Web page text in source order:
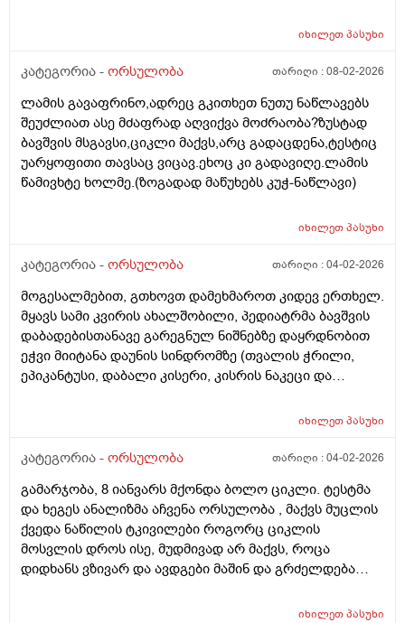
იხილეთპასუხი
კატეგორია - ორსულობა თარიღი :08-02-2026
ლამის გავაფრინო,ადრეც გკითხეთ ნუთუ ნაწლავებს
შეუძლიათ ასე მძაფრად აღვიქვა მოძრაობა?ზუსტად
ბავშვის მსგავსი,ციკლი მაქვს,არც გადაცდენა,ტესტიც
უარყოფითი თავსაც ვიცავ.ეხოც კი გადავიღე.ლამის
წამივხტე ხოლმე.(ზოგადად მაწუხებს კუჭ-ნაწლავი)
იხილეთპასუხი
კატეგორია - ორსულობა თარიღი :04-02-2026
მოგესალმებით, გთხოვთ დამეხმაროთ კიდევ ერთხელ.
მყავს სამი კვირის ახალშობილი, პედიატრმა ბავშვის
დაბადებისთანავე გარეგნულ ნიშნებზე დაყრდნობით
ეჭვი მიიტანა დაუნის სინდრომზე (თვალის ჭრილი,
ეპიკანტუსი, დაბალი კისერი, კისრის ნაკეცი და
აღმოაჩნდა გულის მანკი, ასევე სმენის პრობლემა და
მირჩიოთ ჯერ გენეტიკოსის კონსულტაცია მჭირდება
იხილეთპასუხი
კატეგორია - ორსულობა თარიღი :04-02-2026
გამარჯობა, 8 იანვარს მქონდა ბოლო ციკლი. ტესტმა
და ხეგეს ანალიზმა აჩვენა ორსულობა , მაქვს მუცლის
ქვედა ნაწილის ტკივილები როგორც ციკლის
მოსვლის დროს ისე, მუდმივად არ მაქვს, როცა
დიდხანს ვზივარ და ავდგები მაშინ და გრძელდება
რომ ვწევარ მაშინ მტკივა იგივე ხანგრძლივობიფ
იხილეთპასუხი